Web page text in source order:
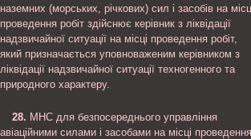
наземних (морських, річкових) сил і засобів на
проведення робіт здійснює керівник з ліквідації
надзвичайної ситуації на місці проведення робіт,
який призначається уповноваженим керівником з
ліквідації надзвичайної ситуації техногенного та
природного характеру.
28. МНС для безпосереднього управління
авіаційними силами і засобами на місці проведення